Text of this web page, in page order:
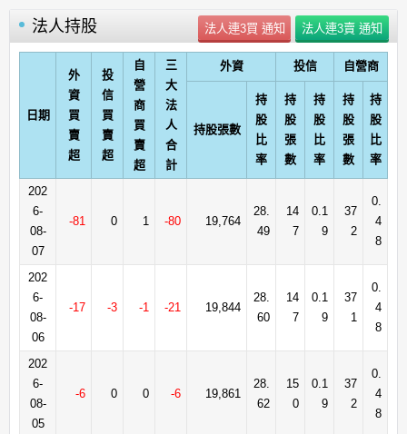
法人持股
日期
外
資
買
賣
超
投
信
買
賣
超
自
營
商
買
賣
超
三
大
法
人
合
計
外資 投信 自營商
持股張數
持
股
比
率
持
股
張
數
持
股
比
率
持
股
張
數
持
股
比
率
202
6-
08-
07
-81 0 1 -80 19,764
28.
49
14
7
0.1
9
37
2
0.
4
8
202
6-
08-
06
-17 -3 -1 -21 19,844
28.
60
14
7
0.1
9
37
1
0.
4
8
202
6-
08-
05
-6 0 0 -6 19,861
28.
62
15
0
0.1
9
37
2
0.
4
8